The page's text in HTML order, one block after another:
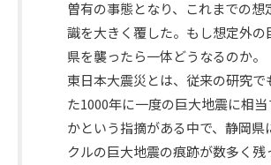
曽有の事態となり、これまでの想
識を大きく覆した。もし想定外の
県を襲ったら一体どうなるのか。
東日本大震災とは、従来の研究で
た1000年に一度の巨大地震に相
かという指摘がある中で、静岡県
クルの巨大地震の痕跡が数多く残